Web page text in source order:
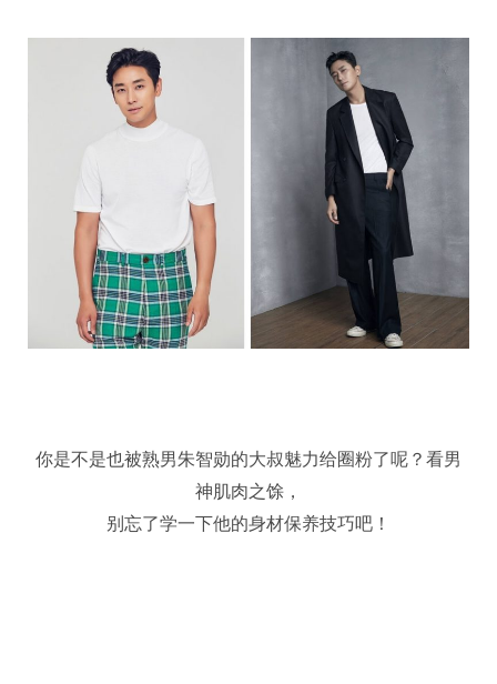
你是不是也被熟男朱智勋的大叔魅力给圈粉了呢？看男
神肌肉之馀，
别忘了学一下他的身材保养技巧吧！